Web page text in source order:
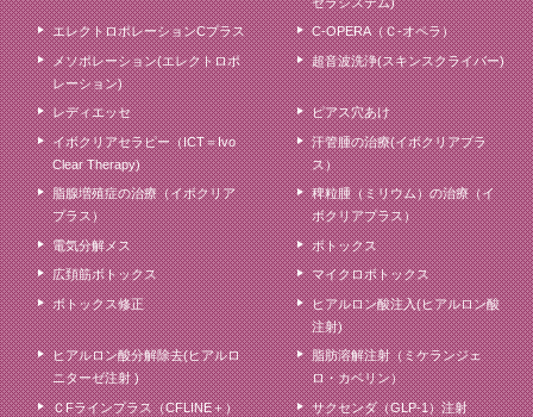
エレクトロポレーションCプラス C-OPERA（Ｃ-オペラ）
メソポレーション(エレクトロポ
レーション)
超音波洗浄(スキンスクライバー)
レディエッセ ピアス穴あけ
イボクリアセラピー（ICT＝Ivo
Clear Therapy)
汗管腫の治療(イボクリアプラ
ス）
脂腺増殖症の治療（イボクリア
プラス）
稗粒腫（ミリウム）の治療（イ
ボクリアプラス）
電気分解メス ボトックス
広頚筋ボトックス マイクロボトックス
ボトックス修正
ヒアルロン酸注入(ヒアルロン酸
注射)
ヒアルロン酸分解除去(ヒアルロ
ニターゼ注射 )
脂肪溶解注射（ミケランジェ
ロ・カベリン）
ＣFラインプラス（CFLINE＋） サクセンダ（GLP-1）注射